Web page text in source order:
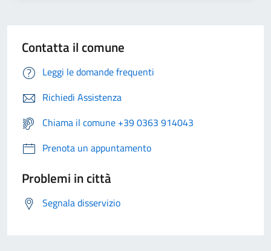
Contatta il comune
Leggi le domande frequenti
Richiedi Assistenza
Chiama il comune +39 0363 914043
Prenota un appuntamento
Problemi in città
Segnala disservizio